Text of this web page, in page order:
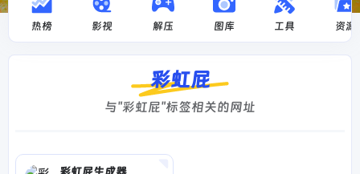
热榜 影视 解压 图库 工具 资源
彩虹屁
与"彩虹屁"标签相关的网址
彩虹屁生成器